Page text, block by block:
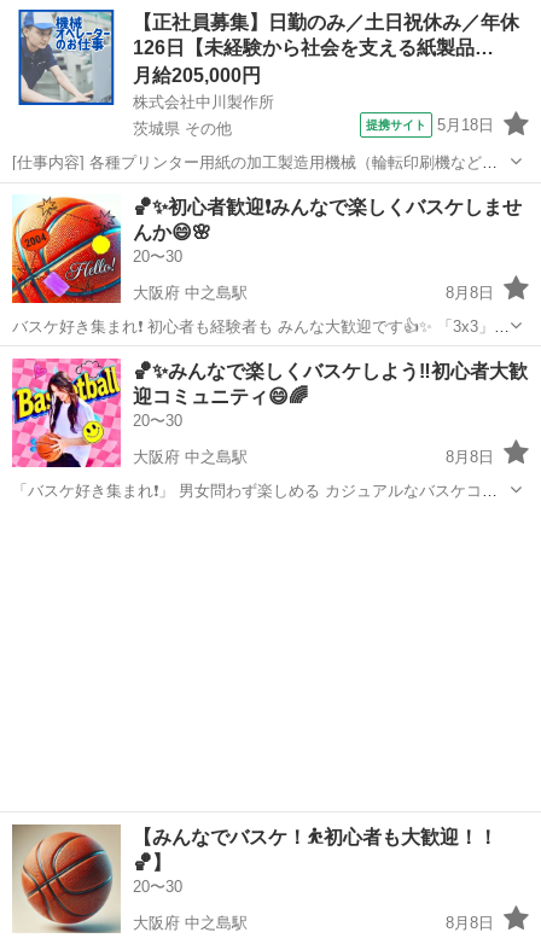
集してます。（もちろんその他の地域にお住まいの方の参加も大歓迎
です） 元々は主催の私...
千葉 松戸市 松戸駅 バスケットボール
【正社員募集】日勤のみ／土日祝休み／年休
126日【未経験から社会を支える紙製品…
月給205,000円
株式会社中川製作所
茨城県 その他
提携サイト 5月18日
[仕事内容] 各種プリンター用紙の加工製造用機械（輪転印刷機など）
の 操作をお任せします。 ＜具体的には…＞ ・印刷機械やスリッター
機の操作、製品の製造 ・製品に応じた機械の設定・調整 （裁断・型
抜き・ミシン目・穴開け加...
茨城 工場
🏀✨初心者歓迎❗️みんなで楽しくバスケしませ
んか😄🌸
20〜30
大阪府 中之島駅
8月8日
バスケ好き集まれ❗️ 初心者も経験者も みんな大歓迎です👍✨ 「3x3」や
「フリースロー対決」など、 楽しいイベント盛りだくさん❗️ 明るくア
ットホームな雰囲気で 毎回ワイワイ盛り上がっています🌈🙌 人見知り
さんも安心👌...
大阪 大阪市 中之島駅 バスケットボール バスケ
🏀✨みんなで楽しくバスケしよう‼️初心者大歓
迎コミュニティ😄🌈
20〜30
大阪府 中之島駅
8月8日
「バスケ好き集まれ❗️」 男女問わず楽しめる カジュアルなバスケコミ
【みんなでバスケ！⛹️初心者も大歓迎！！
🏀】
20〜30
大阪府 中之島駅
8月8日